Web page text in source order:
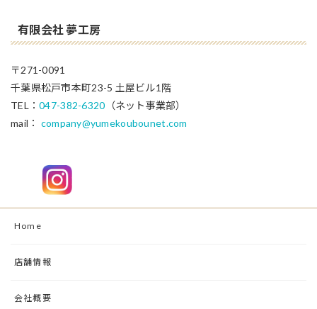
有限会社 夢工房
〒271-0091
千葉県松戸市本町23-5 土屋ビル1階
TEL：047-382-6320 （ネット事業部）
mail： company@yumekoubounet.com
Home
店舗情報
会社概要